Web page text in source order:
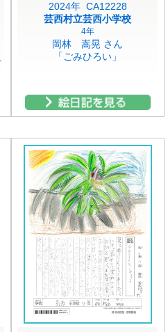
2024年 CA12228
芸西村立芸西小学校
4年
岡林 嵩晃 さん
「ごみひろい」